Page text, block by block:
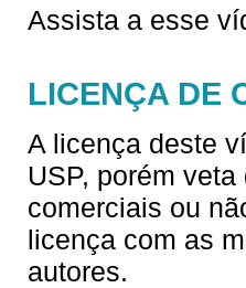
Assista a esse
LICENÇA DE
A licença deste
USP, porém
comerciais ou
licença com as
autores.